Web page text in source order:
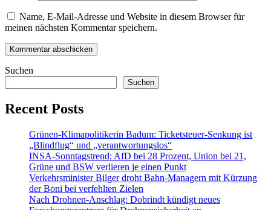
Name, E-Mail-Adresse und Website in diesem Browser für
meinen nächsten Kommentar speichern.
Suchen
Suchen
Recent Posts
Grünen-Klimapolitikerin Badum: Ticketsteuer-Senkung ist
„Blindflug“ und „verantwortungslos“
INSA-Sonntagstrend: AfD bei 28 Prozent, Union bei 21,
Grüne und BSW verlieren je einen Punkt
Verkehrsminister Bilger droht Bahn-Managern mit Kürzung
der Boni bei verfehlten Zielen
Nach Drohnen-Anschlag: Dobrindt kündigt neues